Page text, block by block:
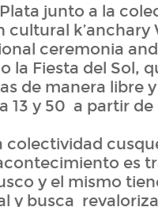
junto a la
cultural k’anchary
ceremonia
la Fiesta del Sol,
de manera libre
13 y 50 a partir de
colectividad
es
y el mismo
y busca